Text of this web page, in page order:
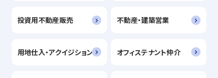
投資用不動産販売 不動産・建築営業
用地仕入・アクイジション オフィステナント仲介